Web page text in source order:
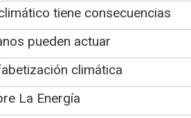
1 del Conocimiento
estas ideas
tiene consecuencias
pueden actuar
climática
La Energía